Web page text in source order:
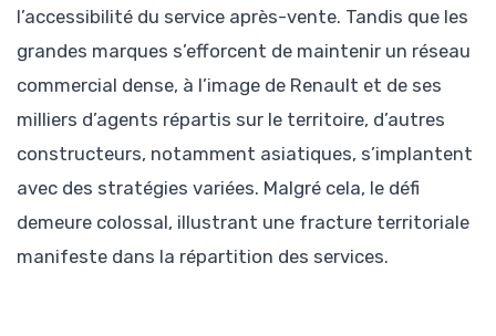
l’accessibilité du service après-vente. Tandis que les
grandes marques s’efforcent de maintenir un réseau
commercial dense, à l’image de Renault et de ses
milliers d’agents répartis sur le territoire, d’autres
constructeurs, notamment asiatiques, s’implantent
avec des stratégies variées. Malgré cela, le défi
demeure colossal, illustrant une fracture territoriale
manifeste dans la répartition des services.